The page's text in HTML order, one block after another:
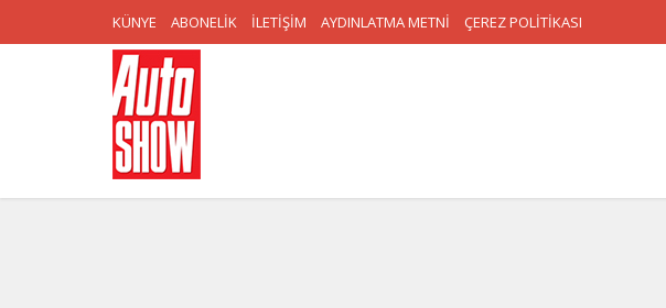
KÜNYE ABONELİK İLETİŞİM AYDINLATMA METNİ ÇEREZ POLİTİKASI